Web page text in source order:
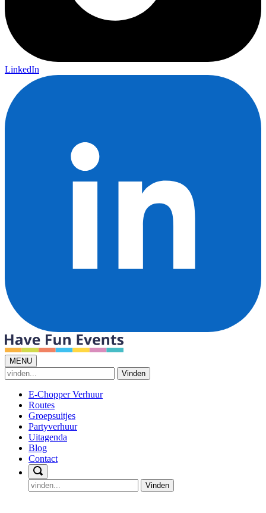
LinkedIn
MENU
Vinden
E-Chopper Verhuur
Routes
Groepsuitjes
Partyverhuur
Uitagenda
Blog
Contact
Vinden